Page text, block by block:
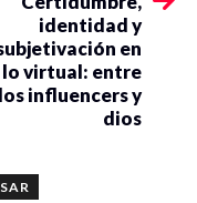
identidad y
en
lo virtual: entre
los influencers y
dios